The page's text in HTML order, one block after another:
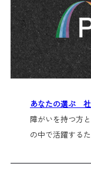
あなたの選ぶ
障がいを持つ方
の中で活躍する